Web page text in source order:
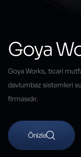
Goya
Goya Works, ticari
davlumbaz sistemleri
firmasıdır.
Önizle